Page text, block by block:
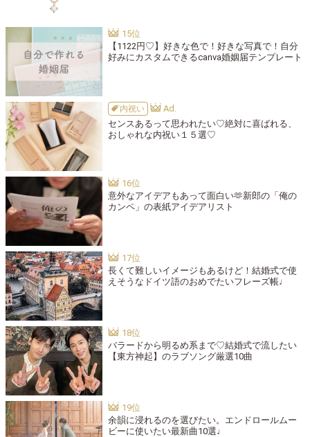
【1122円♡】好きな色で！好きな写真で！自分
好みにカスタムできるcanva婚姻届テンプレート
内祝い
センスあるって思われたい♡絶対に喜ばれる、
おしゃれな内祝い１５選♡
意外なアイデアもあって面白い🫶新郎の「俺の
カンペ」の表紙アイデアリスト
長くて難しいイメージもあるけど！結婚式で使
えそうなドイツ語のおめでたいフレーズ帳♩
バラードから明るめ系まで♡結婚式で流したい
【東方神起】のラブソング厳選10曲
余韻に浸れるのを選びたい。エンドロールムー
ビーに使いたい最新曲10選♩